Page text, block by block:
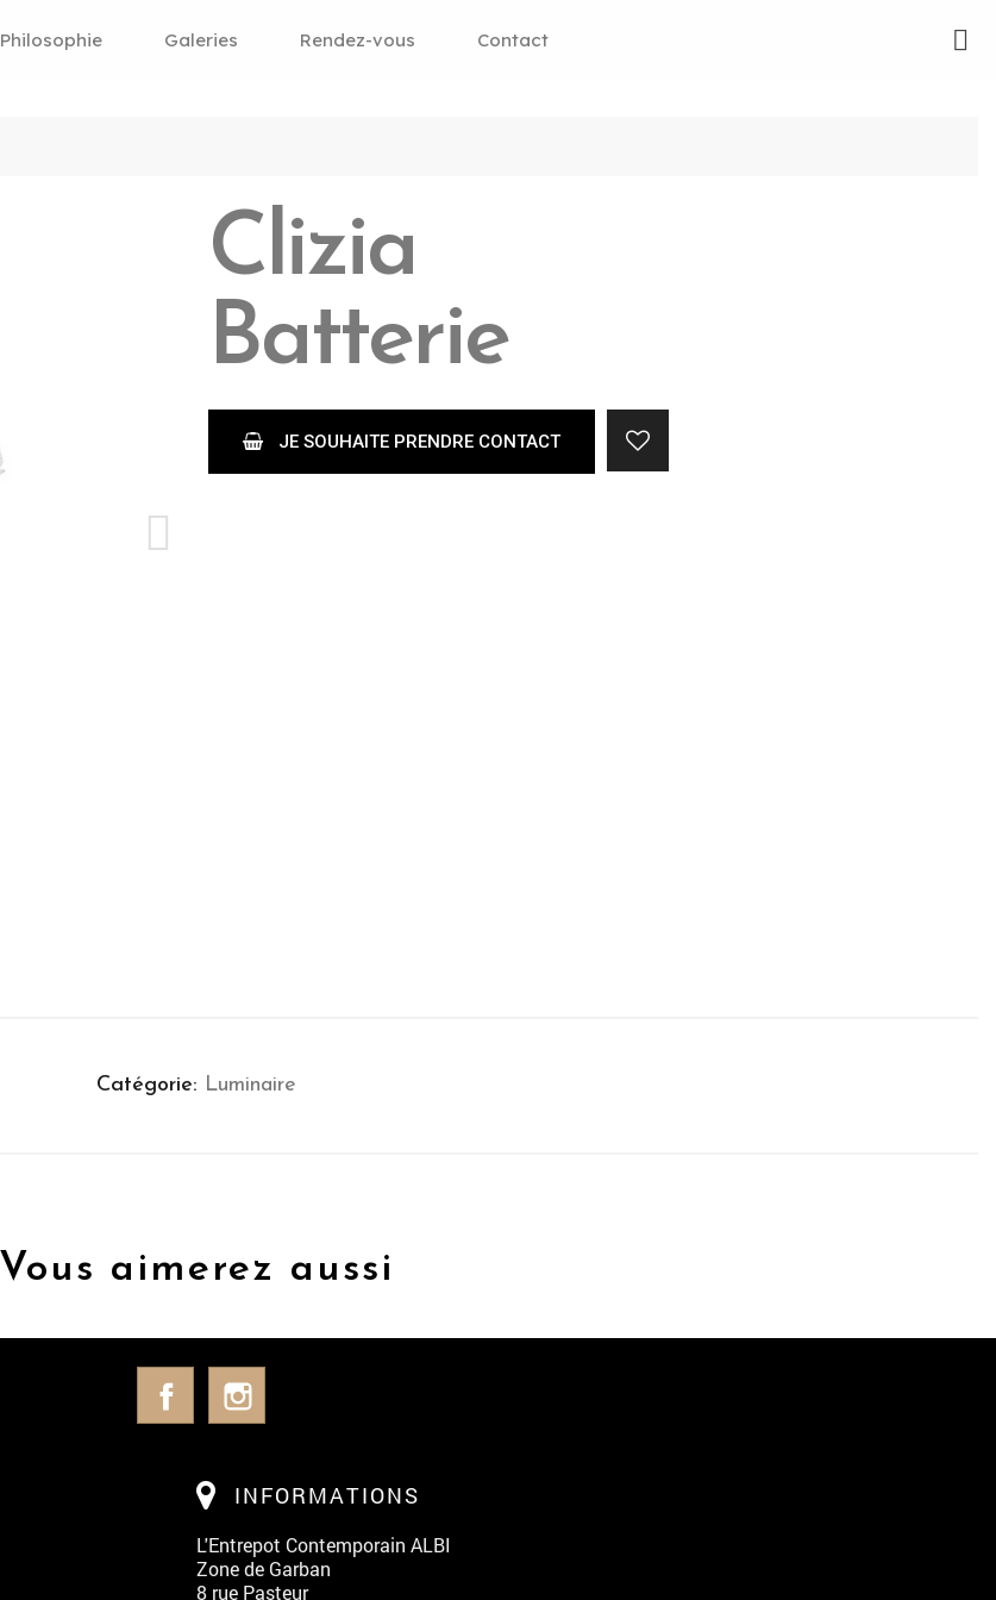
Philosophie Galeries Rendez-vous Contact
Clizia
Batterie
JE SOUHAITE PRENDRE CONTACT
Catégorie Luminaire
Vous aimerez aussi
Facebook
INFORMATIONS
L'Entrepot Contemporain ALBI
Zone de Garban
8 rue Pasteur